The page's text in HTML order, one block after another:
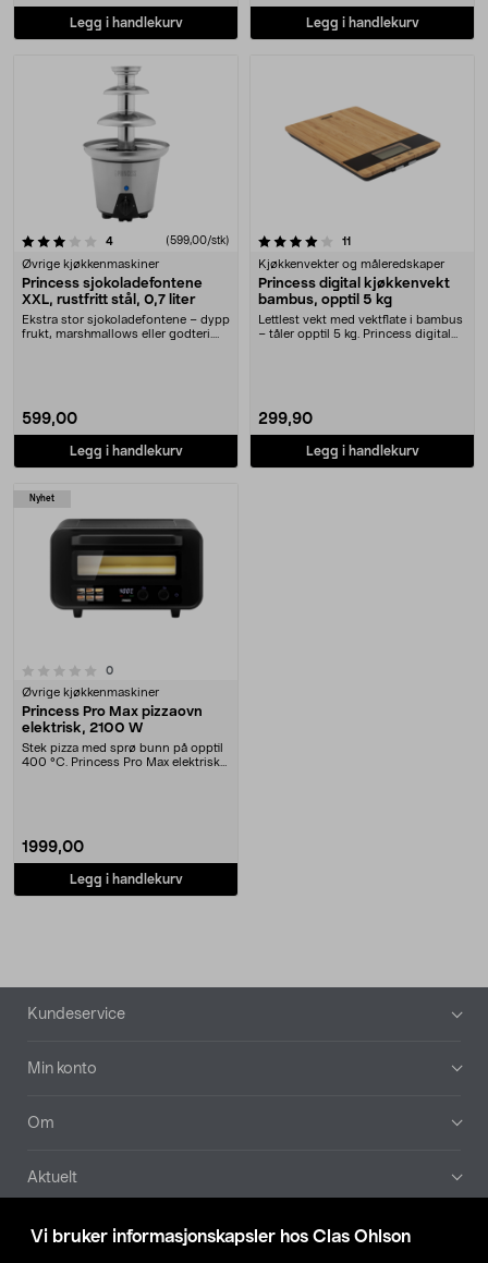
Vi bruker informasjonskapsler hos Clas Ohlson
Legg i handlekurv Legg i handlekurv
4anmeldelser(599,00/stk)
Øvrige kjøkkenmaskiner
Princess sjokoladefontene
XXL, rustfritt stål, 0,7 liter
Ekstra stor sjokoladefontene – dypp
frukt, marshmallows eller godteri.
599,00
Legg i handlekurv
4.0 av 5 stjerner 11
Kjøkkenvekter og måleredskaper
Princess digital kjøkkenvekt
bambus, opptil 5 kg
Lettlest vekt med vektflate i bambus
– tåler opptil 5 kg. Princess digital
299,90
Legg i handlekurv
Nyhet
0anmeldelser
Øvrige kjøkkenmaskiner
Princess Pro Max pizzaovn
elektrisk, 2100 W
Stek pizza med sprø bunn på opptil
400 °C. Princess Pro Max elektrisk
1999,00
Legg i handlekurv
Bunntekst
Kundeservice
Min konto
Om
Aktuelt
Våre selskaper